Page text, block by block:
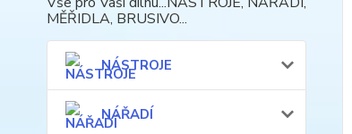
MĚŘIDLA, BRUSIVO...
NÁSTROJE
NÁŘADÍ